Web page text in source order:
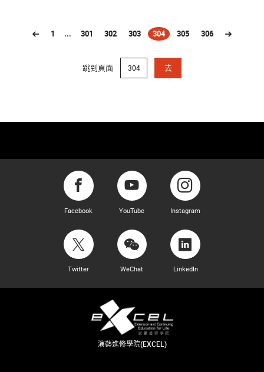
1 ... 301 302 303 304
(current)305 306
跳到頁面 去
Facebook YouTube Instagram
Twitter WeChat LinkedIn
演藝進修學院(EXCEL)